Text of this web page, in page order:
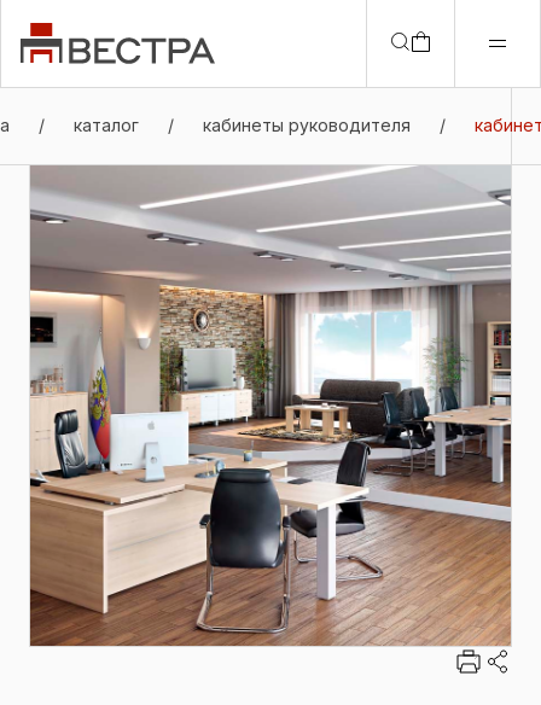
/ каталог / кабинеты руководителя /